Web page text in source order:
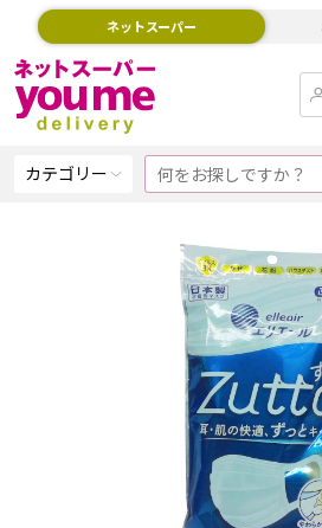
ネットスーパー
カテゴリー